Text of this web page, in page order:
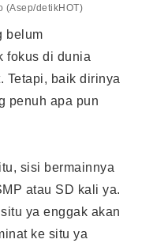
(Asep/detikHOT)
belum
fokus di dunia
Tetapi, baik dirinya
penuh apa pun
sisi bermainnya
atau SD kali ya.
ya enggak akan
ke situ ya